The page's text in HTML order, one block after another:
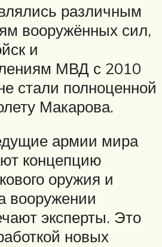
различным
вооружённых сил,
и
МВД с 2010
стали полноценной
Макарова.
армии мира
концепцию
оружия и
вооружении
эксперты. Это
новых